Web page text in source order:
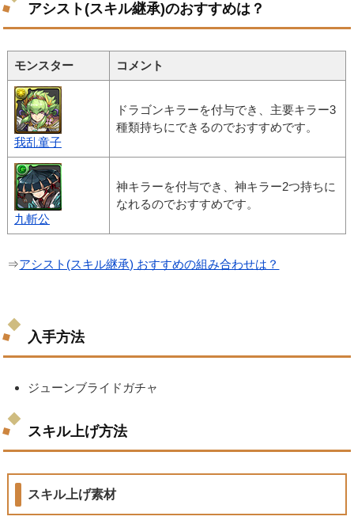
アシスト(スキル継承)のおすすめは？
モンスター コメント
我乱童子
ドラゴンキラーを付与でき、主要キラー3
種類持ちにできるのでおすすめです。
九斬公
神キラーを付与でき、神キラー2つ持ちに
なれるのでおすすめです。
⇒アシスト(スキル継承) おすすめの組み合わせは？
入手方法
ジューンブライドガチャ
スキル上げ方法
スキル上げ素材